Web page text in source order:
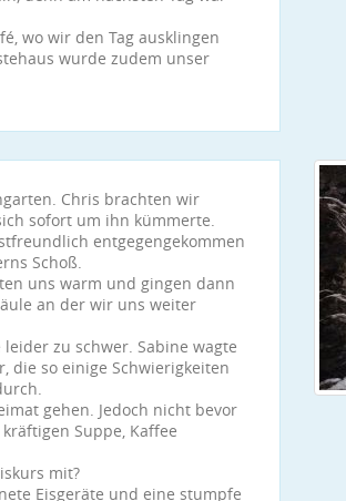
wo wir den Tag ausklingen
wurde zudem unser
Chris brachten wir
sofort um ihn kümmerte.
entgegengekommen
Schoß.
uns warm und gingen dann
an der wir uns weiter
zu schwer. Sabine wagte
die so einige Schwierigkeiten
gehen. Jedoch nicht bevor
Suppe, Kaffee
mit?
Eisgeräte und eine stumpfe